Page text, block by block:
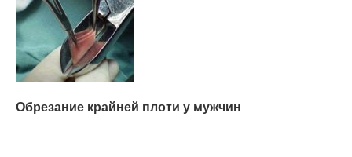
Обрезание крайней плоти у мужчин